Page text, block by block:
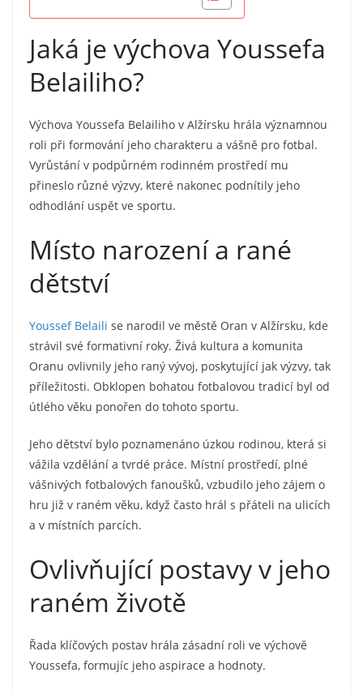
Jaká je výchova Youssefa
Belailiho?
Výchova Youssefa Belailiho v Alžírsku hrála významnou
roli při formování jeho charakteru a vášně pro fotbal.
Vyrůstání v podpůrném rodinném prostředí mu
přineslo různé výzvy, které nakonec podnítily jeho
odhodlání uspět ve sportu.
Místo narození a rané
dětství
Youssef Belaili se narodil ve městě Oran v Alžírsku, kde
strávil své formativní roky. Živá kultura a komunita
Oranu ovlivnily jeho raný vývoj, poskytující jak výzvy, tak
příležitosti. Obklopen bohatou fotbalovou tradicí byl od
útlého věku ponořen do tohoto sportu.
Jeho dětství bylo poznamenáno úzkou rodinou, která si
vážila vzdělání a tvrdé práce. Místní prostředí, plné
vášnivých fotbalových fanoušků, vzbudilo jeho zájem o
hru již v raném věku, když často hrál s přáteli na ulicích
a v místních parcích.
Ovlivňující postavy v jeho
raném životě
Řada klíčových postav hrála zásadní roli ve výchově
Youssefa, formujíc jeho aspirace a hodnoty.